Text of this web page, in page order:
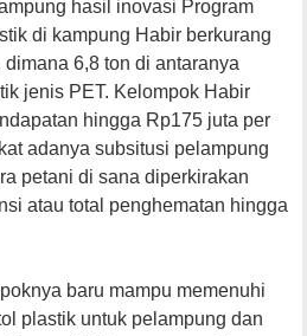
hasil inovasi Program
di kampung Habir berkurang
6,8 ton di antaranya
jenis PET. Kelompok Habir
hingga Rp175 juta per
adanya subsitusi pelampung
petani di sana diperkirakan
atau total penghematan hingga
baru mampu memenuhi
plastik untuk pelampung dan